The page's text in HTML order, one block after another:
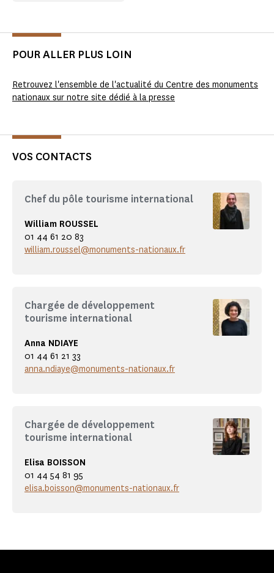
POUR ALLER PLUS LOIN
Retrouvez l'ensemble de l'actualité du Centre des monuments
nationaux sur notre site dédié à la presse
VOS CONTACTS
Chef du pôle tourisme international
William ROUSSEL
01 44 61 20 83
william.roussel@monuments-nationaux.fr
Chargée de développement
tourisme international
Anna NDIAYE
01 44 61 21 33
anna.ndiaye@monuments-nationaux.fr
Chargée de développement
tourisme international
Elisa BOISSON
01 44 54 81 95
elisa.boisson@monuments-nationaux.fr